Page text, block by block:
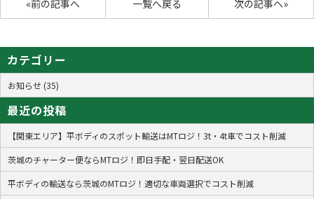
«前の記事へ 次の記事へ»
一覧へ戻る
カテゴリー
お知らせ (35)
最近の投稿
【関東エリア】平ボディのスポット輸送はMTロジ！3t・4t車でコスト削減
茨城のチャーター便ならMTロジ！即日手配・翌日配送OK
平ボディの輸送なら茨城のMTロジ！適切な車両選択でコスト削減